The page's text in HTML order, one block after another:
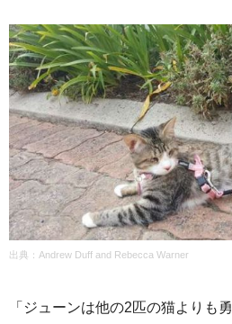
出典：Andrew Duff and Rebecca Warner
「ジューンは他の2匹の猫よりも